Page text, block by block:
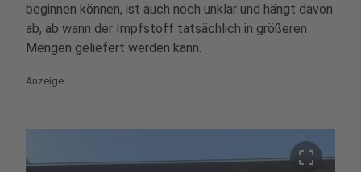
beginnen können, ist auch noch unklar und hängt davon
ab, ab wann der Impfstoff tatsächlich in größeren
Mengen geliefert werden kann.
Anzeige
crop_free